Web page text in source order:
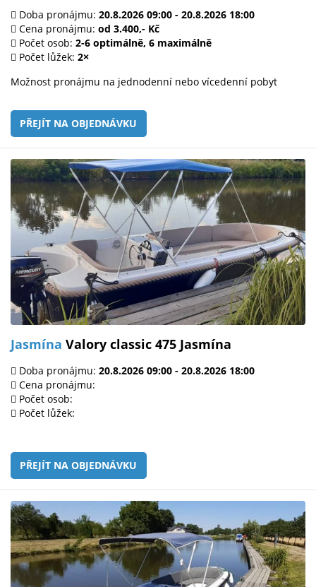
Doba pronájmu: 20.8.2026 09:00 - 20.8.2026 18:00
Cena pronájmu: od 3.400,- Kč
Počet osob: 2-6 optimálně, 6 maximálně
Počet lůžek: 2×
Možnost pronájmu na jednodenní nebo vícedenní pobyt
PŘEJÍT NA OBJEDNÁVKU
Jasmína Valory classic 475 Jasmína
Doba pronájmu: 20.8.2026 09:00 - 20.8.2026 18:00
Cena pronájmu:
Počet osob:
Počet lůžek:
PŘEJÍT NA OBJEDNÁVKU